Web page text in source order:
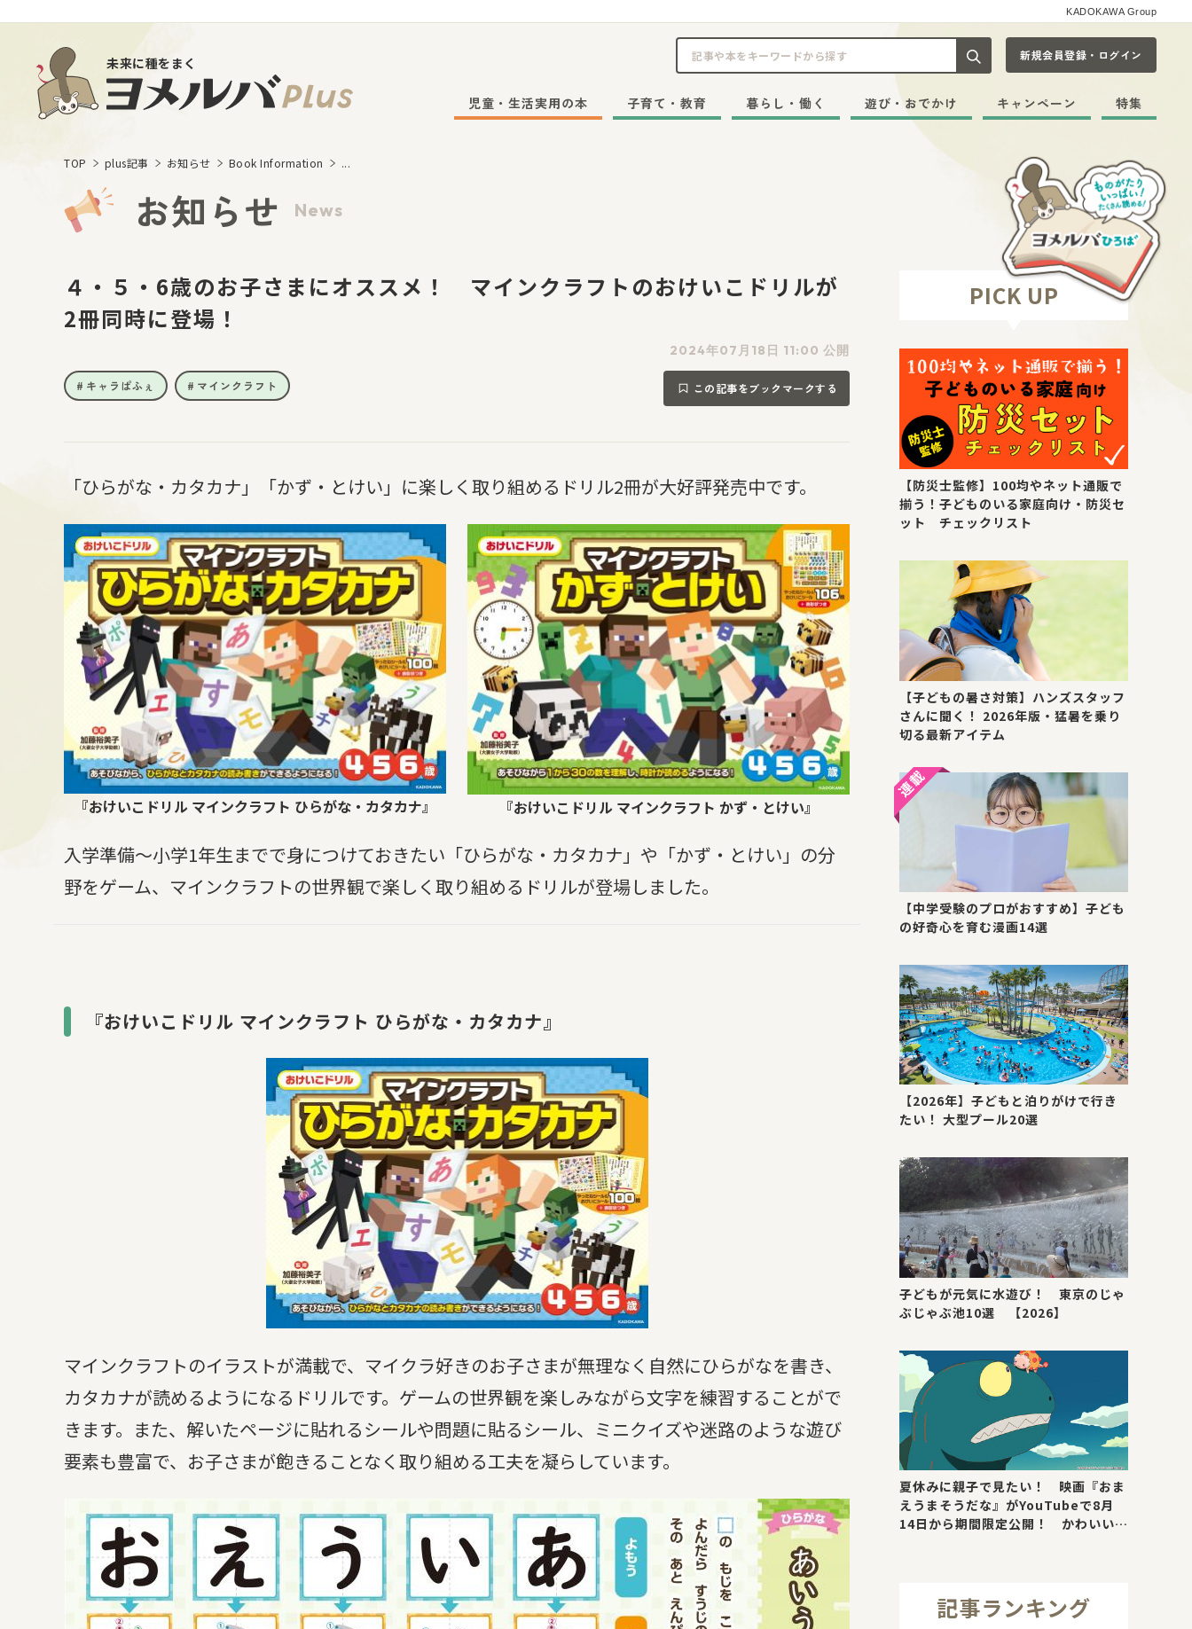
KADOKAWA Group
未来に種をまく 記事や本をキーワードから探す
新規会員登録・ログイン
児童・生活実用の本 子育て・教育 暮らし・働く 遊び・おでかけ キャンペーン 特集
TOP plus記事 お知らせ Book Information ...
News
お知らせ
４・５・6歳のお子さまにオススメ！ マインクラフトのおけいこドリルが
2冊同時に登場！
2024年07月18日 11:00 公開
キャラぱふぇ マインクラフト この記事をブックマークする
「ひらがな・カタカナ」「かず・とけい」に楽しく取り組めるドリル2冊が大好評発売中です。
『おけいこドリル マインクラフト ひらがな・カタカナ』 『おけいこドリル マインクラフト かず・とけい』
入学準備～小学1年生までで身につけておきたい「ひらがな・カタカナ」や「かず・とけい」の分
野をゲーム、マインクラフトの世界観で楽しく取り組めるドリルが登場しました。
『おけいこドリル マインクラフト ひらがな・カタカナ』
マインクラフトのイラストが満載で、マイクラ好きのお子さまが無理なく自然にひらがなを書き、
カタカナが読めるようになるドリルです。ゲームの世界観を楽しみながら文字を練習することがで
きます。また、解いたページに貼れるシールや問題に貼るシール、ミニクイズや迷路のような遊び
要素も豊富で、お子さまが飽きることなく取り組める工夫を凝らしています。
PICK UP
【防災士監修】100均やネット通販で
揃う！子どものいる家庭向け・防災セ
ット チェックリスト
【子どもの暑さ対策】ハンズスタッフ
さんに聞く！ 2026年版・猛暑を乗り
切る最新アイテム
【中学受験のプロがおすすめ】子ども
の好奇心を育む漫画14選
【2026年】子どもと泊りがけで行き
たい！ 大型プール20選
子どもが元気に水遊び！ 東京のじゃ
ぶじゃぶ池10選 【2026】
夏休みに親子で見たい！ 映画『おま
えうまそうだな』がYouTubeで8月
14日から期間限定公開！ かわいい＆
記事ランキング